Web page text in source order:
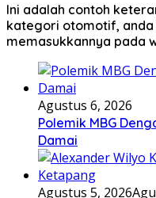
Ini adalah contoh
kategori otomotif, anda
memasukkannya pada
Agustus 6, 2026
Polemik MBG
Damai
Agustus 5, 2026